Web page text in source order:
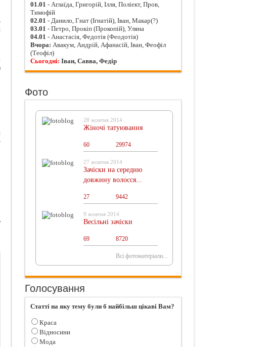
01.01 - Аглаїда, Григорій, Ілля, Поліект, Пров,
Тимофій
02.01 - Данило, Гнат (Ігнатій), Іван, Макар(?)
03.01 - Петро, Прокіп (Прокопій), Уляна
04.01 - Анастасія, Федотія (Феодотія)
Вчора: Авакум, Андрій, Афанасій, Іван, Феофіл
(Теофіл)
Сьогодні: Іван, Савва, Федір
Фото
28 жовтня 2014
Жіночі татуювання
60 29974
27 жовтня 2014
Зачіски на середню
довжину волосся...
27 9442
9 жовтня 2014
Весільні зачіски
69 8720
Всі фотоматеріали...
Голосування
Статті на яку тему були б найбільш цікаві Вам?
Краса
Відносини
Мода